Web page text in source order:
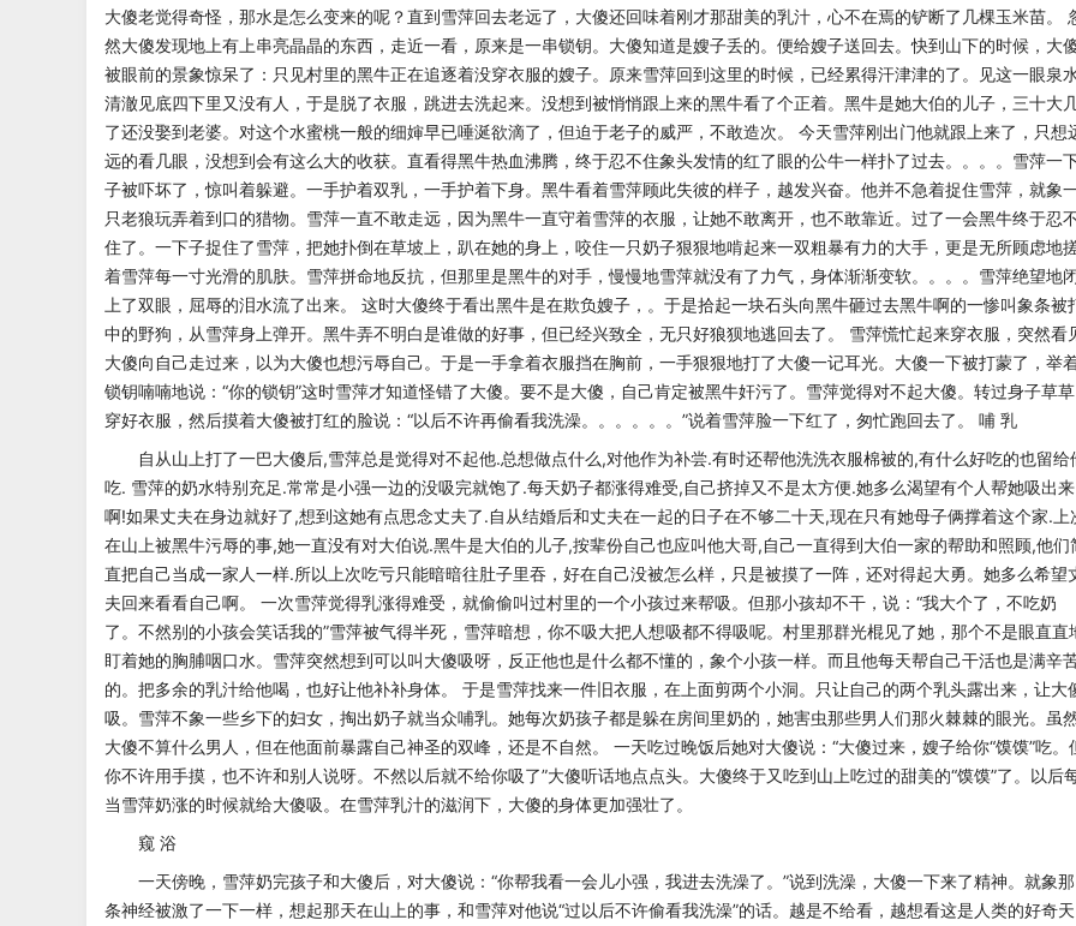
大傻老觉得奇怪，那水是怎么变来的呢？直到雪萍回去老远了，大傻还回味着刚才那甜美的乳汁，心不在焉的铲断了几棵玉米苗。
然大傻发现地上有上串亮晶晶的东西，走近一看，原来是一串锁钥。大傻知道是嫂子丢的。便给嫂子送回去。快到山下的时候，大
被眼前的景象惊呆了：只见村里的黑牛正在追逐着没穿衣服的嫂子。原来雪萍回到这里的时候，已经累得汗津津的了。见这一眼泉
清澈见底四下里又没有人，于是脱了衣服，跳进去洗起来。没想到被悄悄跟上来的黑牛看了个正着。黑牛是她大伯的儿子，三十大
了还没娶到老婆。对这个水蜜桃一般的细婶早已唾涎欲滴了，但迫于老子的威严，不敢造次。 今天雪萍刚出门他就跟上来了，只想
远的看几眼，没想到会有这么大的收获。直看得黑牛热血沸腾，终于忍不住象头发情的红了眼的公牛一样扑了过去。。。。雪萍一
子被吓坏了，惊叫着躲避。一手护着双乳，一手护着下身。黑牛看着雪萍顾此失彼的样子，越发兴奋。他并不急着捉住雪萍，就象
只老狼玩弄着到口的猎物。雪萍一直不敢走远，因为黑牛一直守着雪萍的衣服，让她不敢离开，也不敢靠近。过了一会黑牛终于忍
住了。一下子捉住了雪萍，把她扑倒在草坡上，趴在她的身上，咬住一只奶子狠狠地啃起来一双粗暴有力的大手，更是无所顾虑地
着雪萍每一寸光滑的肌肤。雪萍拼命地反抗，但那里是黑牛的对手，慢慢地雪萍就没有了力气，身体渐渐变软。。。。雪萍绝望地
上了双眼，屈辱的泪水流了出来。 这时大傻终于看出黑牛是在欺负嫂子，。于是拾起一块石头向黑牛砸过去黑牛啊的一惨叫象条被
中的野狗，从雪萍身上弹开。黑牛弄不明白是谁做的好事，但已经兴致全，无只好狼狈地逃回去了。 雪萍慌忙起来穿衣服，突然看
大傻向自己走过来，以为大傻也想污辱自己。于是一手拿着衣服挡在胸前 ，一手狠狠地打了大傻一记耳光。大傻一下被打蒙了，举
锁钥喃喃地说：“你的锁钥”这时雪萍才知道怪错了大傻。要不是大傻，自己肯定被黑牛奸污了。雪萍觉得对不起大傻。转过身子草草
穿好衣服，然后摸着大傻被打红的脸说：“以后不许再偷看我洗澡。。。。。。”说着雪萍脸一下红了，匆忙跑回去了。 哺 乳
自从山上打了一巴大傻后,雪萍总是觉得对不起他.总想做点什么,对他作为补尝.有时还帮他洗洗衣服棉被的,有什么好吃的也留给
吃. 雪萍的奶水特别充足.常常是小强一边的没吸完就饱了.每天奶子都涨得难受,自己挤掉又不是太方便.她多么渴望有个人帮她吸出来
啊!如果丈夫在身边就好了,想到这她有点思念丈夫了.自从结婚后和丈夫在一起的日子在不够二十天,现在只有她母子俩撑着这个家.上
在山上被黑牛污辱的事,她一直没有对大伯说.黑牛是大伯的儿子,按辈份自己也应叫他大哥,自己一直得到大伯一家的帮助和照顾,他们
直把自己当成一家人一样.所以上次吃亏只能暗暗往肚子里吞，好在自己没被怎么样，只是被摸了一阵，还对得起大勇。她多么希望
夫回来看看自己啊。 一次雪萍觉得乳涨得难受，就偷偷叫过村里的一个小孩过来帮吸。但那小孩却不干，说：“我大个了，不吃奶
了。不然别的小孩会笑话我的”雪萍被气得半死，雪萍暗想，你不吸大把人想吸都不得吸呢。村里那群光棍见了她，那个不是眼直直
盯着她的胸脯咽口水。雪萍突然想到可以叫大傻吸呀，反正他也是什么都不懂的，象个小孩一样。而且他每天帮自己干活也是满辛
的。把多余的乳汁给他喝，也好让他补补身体。 于是雪萍找来一件旧衣服，在上面剪两个小洞。只让自己的两个乳头露出来，让大
吸。雪萍不象一些乡下的妇女，掏出奶子就当众哺乳。她每次奶孩子都是躲在房间里奶的，她害虫那些男人们那火棘棘的眼光。虽
大傻不算什么男人，但在他面前暴露自己神圣的双峰，还是不自然。 一天吃过晚饭后她对大傻说：“大傻过来，嫂子给你“馍馍”吃。
你不许用手摸，也不许和别人说呀。 不然以后就不给你吸了”大傻听话地点点头。大傻终于又吃到山上吃过的甜美的“馍馍”了。以后
当雪萍奶涨的时候就给大傻吸。在雪萍乳汁的滋润下，大傻的身体更加强壮了。
窥 浴
一天傍晚，雪萍奶完孩子和大傻后，对大傻说：“你帮我看一会儿小强，我进去洗澡了。”说到洗澡，大傻一下来了精神。就象那
条神经被激了一下一样，想起那天在山上的事，和雪萍对他说“过以后不许偷看我洗澡”的话。越是不给看，越想看这是人类的好奇天